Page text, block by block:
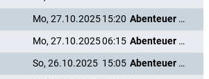
Mo, 27.10.202515:20
Abenteuer Karibik
Mo, 27.10.202506:15
Abenteuer Karibik
So, 26.10.2025 15:05
Abenteuer Karibik